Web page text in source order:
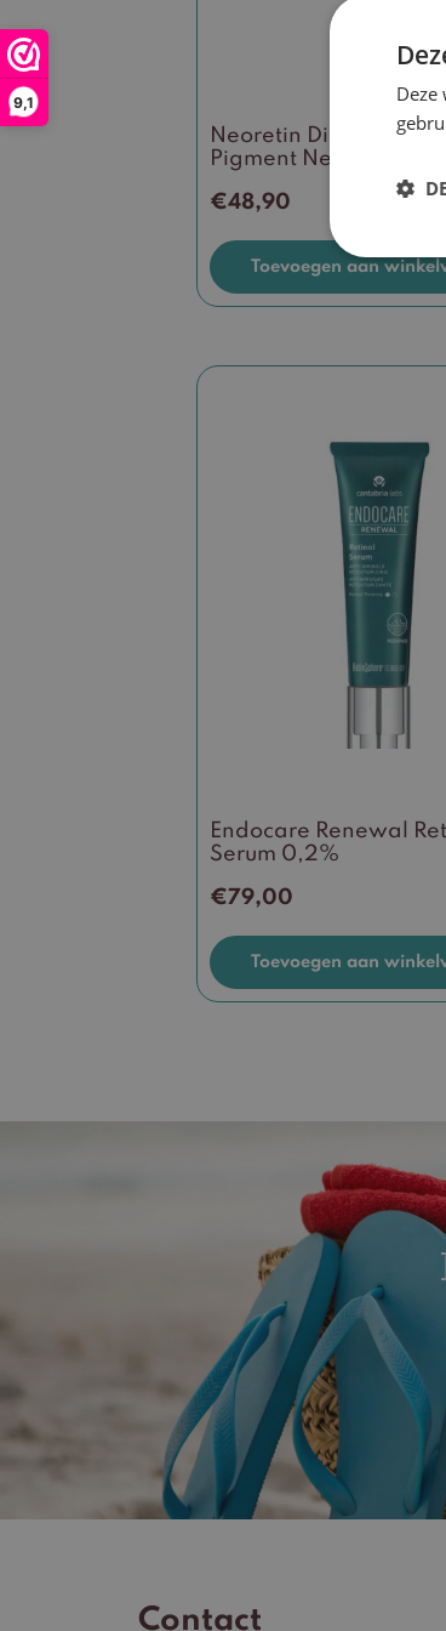
9,1
Neoretin Discrom
Pigment Neutralizer
€48,90
Toevoegen aan
Endocare Renewal
Serum 0,2%
€79,00
Toevoegen aan
Contact